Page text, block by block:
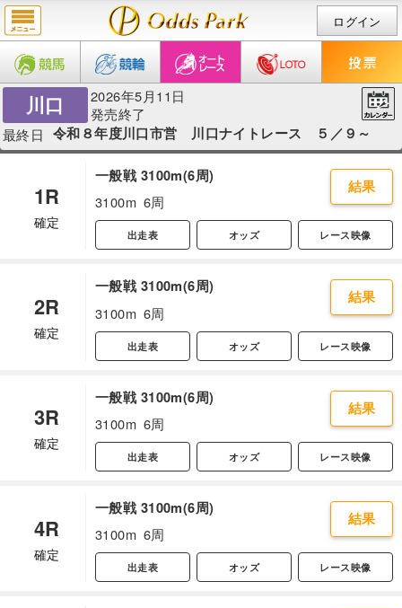
ログイン
川口
2026年5月11日
発売終了
最終日 令和８年度川口市営 川口ナイトレース ５／９～
1R
確定
一般戦 3100m(6周)
3100m 6周
結果
出走表 オッズ レース映像
2R
確定
一般戦 3100m(6周)
3100m 6周
結果
出走表 オッズ レース映像
3R
確定
一般戦 3100m(6周)
3100m 6周
結果
出走表 オッズ レース映像
4R
確定
一般戦 3100m(6周)
3100m 6周
結果
出走表 オッズ レース映像